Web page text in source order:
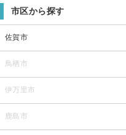
市区から探す
佐賀市
鳥栖市
伊万里市
鹿島市